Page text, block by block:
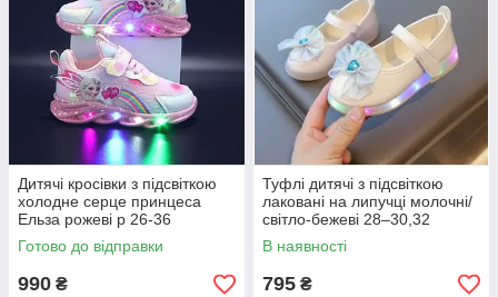
Дитячі кросівки з підсвіткою
холодне серце принцеса
Ельза рожеві р 26-36
Готово до відправки
990 ₴
Туфлі дитячі з підсвіткою
лаковані на липучці молочні/
світло-бежеві 28–30,32
святкові туфельки для
дівчинки з LED підошвою
В наявності
795 ₴